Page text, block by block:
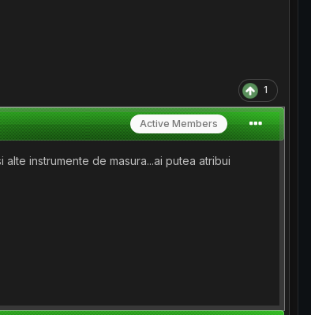
1
Active Members
instrumente de masura...ai putea atribui